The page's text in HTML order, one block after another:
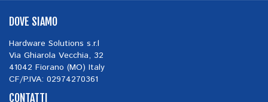
DOVE SIAMO
Hardware Solutions s.r.l
Via Ghiarola Vecchia, 32
41042 Fiorano (MO) Italy
CF/P.IVA: 02974270361
CONTATTI